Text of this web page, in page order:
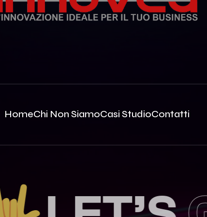
HomeChi Non SiamoCasi StudioContatti